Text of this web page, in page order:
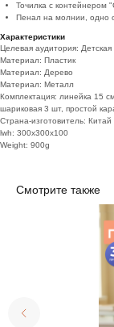
Точилка с контейнером
Пенал на молнии, одно
Характеристики
Целевая аудитория: Детская
Материал: Пластик
Материал: Дерево
Материал: Металл
Комплектация: линейка 15
шариковая 3 шт, простой
Страна-изготовитель: Китай
lwh: 300x300x100
Weight: 900g
Смотрите также
+7 (495) 221-65-62